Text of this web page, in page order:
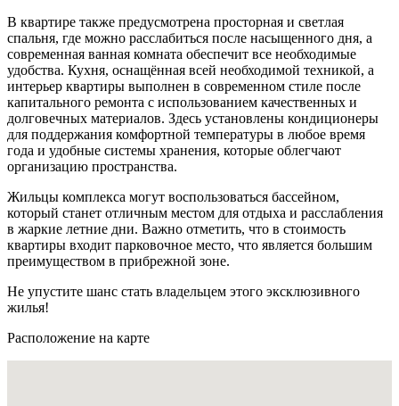
В квартире также предусмотрена просторная и светлая
спальня, где можно расслабиться после насыщенного дня, а
современная ванная комната обеспечит все необходимые
удобства. Кухня, оснащённая всей необходимой техникой, а
интерьер квартиры выполнен в современном стиле после
капитального ремонта с использованием качественных и
долговечных материалов. Здесь установлены кондиционеры
для поддержания комфортной температуры в любое время
года и удобные системы хранения, которые облегчают
организацию пространства.
Жильцы комплекса могут воспользоваться бассейном,
который станет отличным местом для отдыха и расслабления
в жаркие летние дни. Важно отметить, что в стоимость
квартиры входит парковочное место, что является большим
преимуществом в прибрежной зоне.
Не упустите шанс стать владельцем этого эксклюзивного
жилья!
Расположение на карте